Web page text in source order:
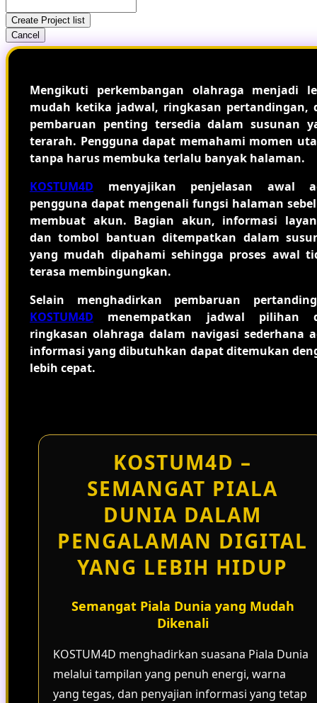
Create Project list
Cancel
Mengikuti perkembangan olahraga menjadi
mudah ketika jadwal, ringkasan pertandingan,
pembaruan penting tersedia dalam susunan
terarah. Pengguna dapat memahami momen
tanpa harus membuka terlalu banyak halaman.
KOSTUM4D menyajikan penjelasan awal
pengguna dapat mengenali fungsi halaman
membuat akun. Bagian akun, informasi
dan tombol bantuan ditempatkan dalam
yang mudah dipahami sehingga proses awal
terasa membingungkan.
Selain menghadirkan pembaruan
KOSTUM4D menempatkan jadwal pilihan
ringkasan olahraga dalam navigasi sederhana
informasi yang dibutuhkan dapat ditemukan
lebih cepat.
KOSTUM4D –
SEMANGAT PIALA
DUNIA DALAM
PENGALAMAN DIGITAL
YANG LEBIH HIDUP
Semangat Piala Dunia yang Mudah
Dikenali
KOSTUM4D menghadirkan suasana Piala Dunia
melalui tampilan yang penuh energi, warna
yang tegas, dan penyajian informasi yang tetap